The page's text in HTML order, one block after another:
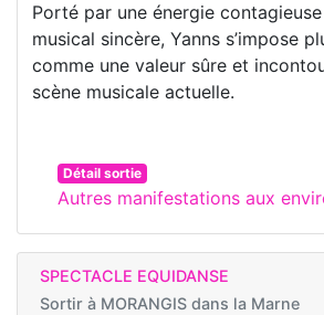
Porté par une énergie
musical sincère, Yanns s’impose
comme une valeur sûre et
scène musicale actuelle.
Détail sortie
Autres manifestations aux
SPECTACLE EQUIDANSE
Sortir à MORANGIS dans la Marne